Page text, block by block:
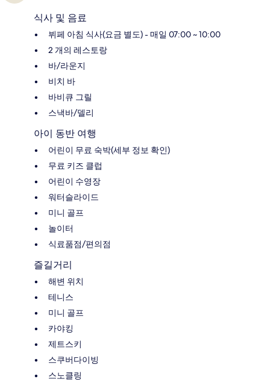
식사 및 음료
뷔페 아침 식사(요금 별도) - 매일 07:00 ~ 10:00
2 개의 레스토랑
바/라운지
비치 바
바비큐 그릴
스낵바/델리
아이 동반 여행
어린이 무료 숙박(세부 정보 확인)
무료 키즈 클럽
어린이 수영장
워터슬라이드
미니 골프
놀이터
식료품점/편의점
즐길거리
해변 위치
테니스
미니 골프
카야킹
제트스키
스쿠버다이빙
스노클링